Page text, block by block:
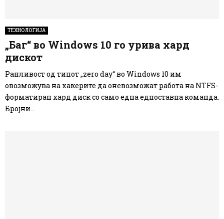
ТЕХНОЛОГИЈА
„Баг“ во Windows 10 го урива хард
дискот
Ранливост од типот „zero day“ во Windows 10 им
овозможува на хакерите да оневозможат работа на NTFS-
форматиран хард диск со само една едноставна команда.
Бројни...